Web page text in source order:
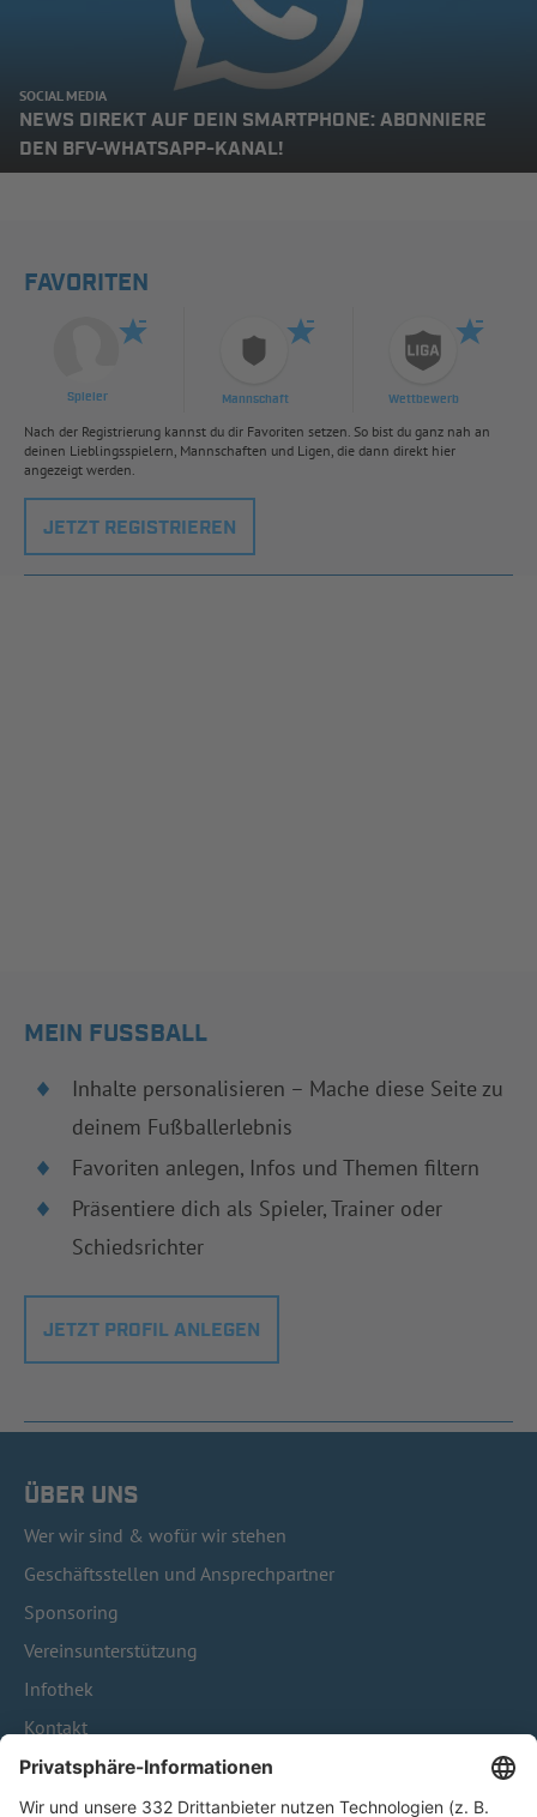
SOCIAL MEDIA
NEWS DIREKT AUF DEIN SMARTPHONE: ABONNIERE
DEN BFV-WHATSAPP-KANAL!
FAVORITEN
Spieler Mannschaft Wettbewerb
Nach der Registrierung kannst du dir Favoriten setzen. So bist du ganz nah an
deinen Lieblingsspielern, Mannschaften und Ligen, die dann direkt hier
angezeigt werden.
JETZT REGISTRIEREN
MEIN FUSSBALL
Inhalte personalisieren – Mache diese Seite zu
deinem Fußballerlebnis
Favoriten anlegen, Infos und Themen filtern
Präsentiere dich als Spieler, Trainer oder
Schiedsrichter
JETZT PROFIL ANLEGEN
ÜBER UNS
Wer wir sind & wofür wir stehen
Geschäftsstellen und Ansprechpartner
Sponsoring
Vereinsunterstützung
Infothek
Kontakt
HÄUFIG BESUCHTE SEITEN